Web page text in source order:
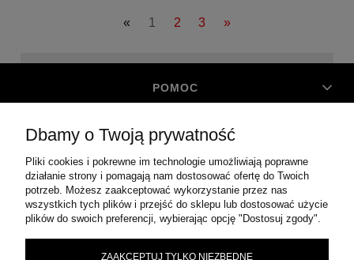
« 1 2 3 »
POMOC
MOJE KONTO
O FIRMIE
CENTRALA ZAOPATRZENIA TECHNICZNEGO|ul. Błonie 12
Dbamy o Twoją prywatność
Pliki cookies i pokrewne im technologie umożliwiają poprawne
działanie strony i pomagają nam dostosować ofertę do Twoich
potrzeb. Możesz zaakceptować wykorzystanie przez nas
wszystkich tych plików i przejść do sklepu lub dostosować użycie
plików do swoich preferencji, wybierając opcję "Dostosuj zgody".
ZAAKCEPTUJ TYLKO NIEZBĘDNE